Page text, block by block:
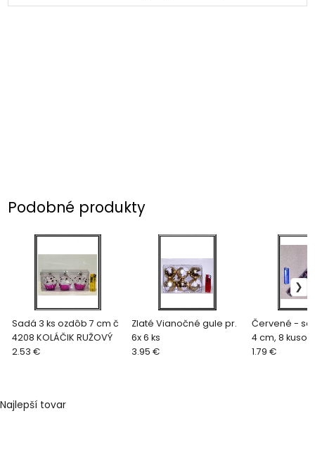
Podobné produkty
Sadá 3 ks ozdôb 7 cm č
4208 KOLÁČIK RUŽOVÝ
2.53 €
Zlaté Vianočné gule pr.
6x 6 ks
3.95 €
Červené -
4 cm, 8 kusov
,1.79 €
Najlepší tovar